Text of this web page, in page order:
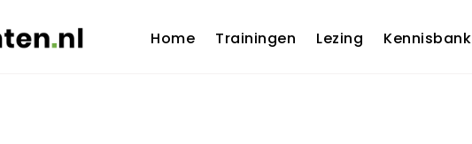
Home Trainingen Lezing Kennisbank